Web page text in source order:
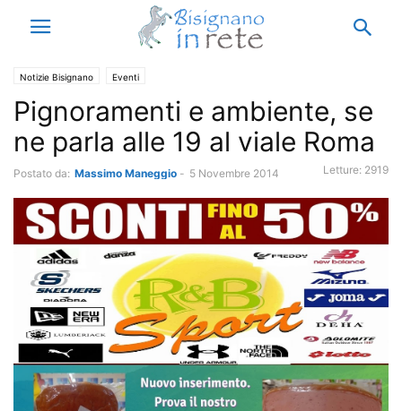
Notizie Bisignano Eventi
Pignoramenti e ambiente, se
ne parla alle 19 al viale Roma
Postato da: Massimo Maneggio - 5 Novembre 2014 Letture: 2919